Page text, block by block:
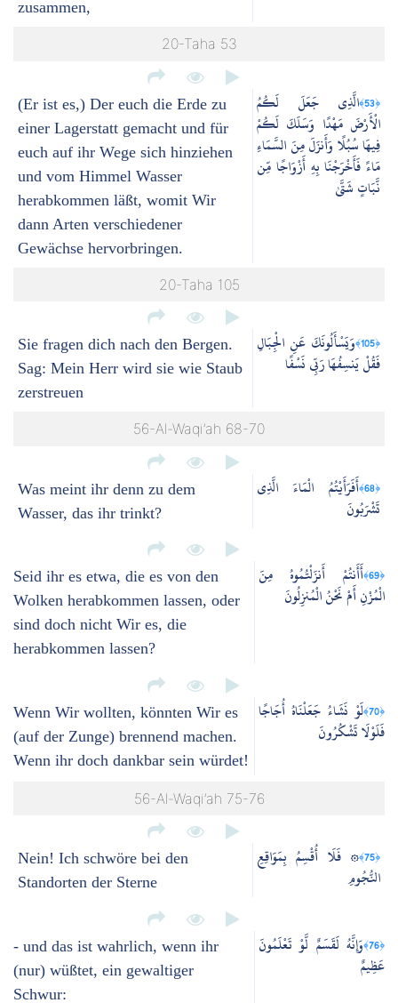
zusammen,
20-Taha 53
(Er ist es,) Der euch die Erde zu
einer Lagerstatt gemacht und für
euch auf ihr Wege sich hinziehen
und vom Himmel Wasser
herabkommen läßt, womit Wir
dann Arten verschiedener
Gewächse hervorbringen.
﴿53﴾
الَّذِي جَعَلَ لَكُمُ
الْأَرْضَ مَهْدًا وَسَلَكَ لَكُمْ
فِيهَا سُبُلًا وَأَنزَلَ مِنَ السَّمَاءِ
مَاءً فَأَخْرَجْنَا بِهِ أَزْوَاجًا مِّن
نَّبَاتٍ شَتَّىٰ
20-Taha 105
Sie fragen dich nach den Bergen.
Sag: Mein Herr wird sie wie Staub
zerstreuen
﴿105﴾
وَيَسْأَلُونَكَ عَنِ الْجِبَالِ
فَقُلْ يَنسِفُهَا رَبِّي نَسْفًا
56-Al-Waqi’ah 68-70
Was meint ihr denn zu dem
Wasser, das ihr trinkt?
﴿68﴾
أَفَرَأَيْتُمُ الْمَاءَ الَّذِي
تَشْرَبُونَ
Seid ihr es etwa, die es von den
Wolken herabkommen lassen, oder
sind doch nicht Wir es, die
herabkommen lassen?
﴿69﴾
أَأَنتُمْ أَنزَلْتُمُوهُ مِنَ
الْمُزْنِ أَمْ نَحْنُ الْمُنزِلُونَ
Wenn Wir wollten, könnten Wir es
(auf der Zunge) brennend machen.
Wenn ihr doch dankbar sein würdet!
﴿70﴾
لَوْ نَشَاءُ جَعَلْنَاهُ أُجَاجًا
فَلَوْلَا تَشْكُرُونَ
56-Al-Waqi’ah 75-76
Nein! Ich schwöre bei den
Standorten der Sterne
﴿75﴾
۞ فَلَا أُقْسِمُ بِمَوَاقِعِ
النُّجُومِ
- und das ist wahrlich, wenn ihr
(nur) wüßtet, ein gewaltiger
Schwur:
﴿76﴾
وَإِنَّهُ لَقَسَمٌ لَّوْ تَعْلَمُونَ
عَظِيمٌ